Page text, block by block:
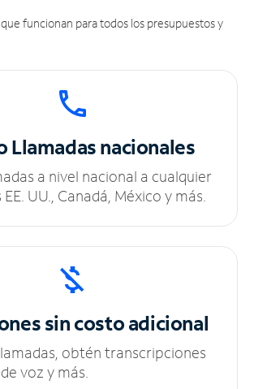
funcionan para todos los presupuestos y
Llamadas nacionales
a nivel nacional a cualquier
UU., Canadá, México y más.
sincosto adicional
obtén transcripciones
voz y más.